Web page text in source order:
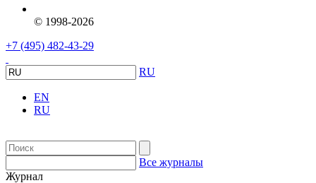
© 1998-2026
+7 (495) 482-43-29
RU
EN
RU
Все журналы
Журнал